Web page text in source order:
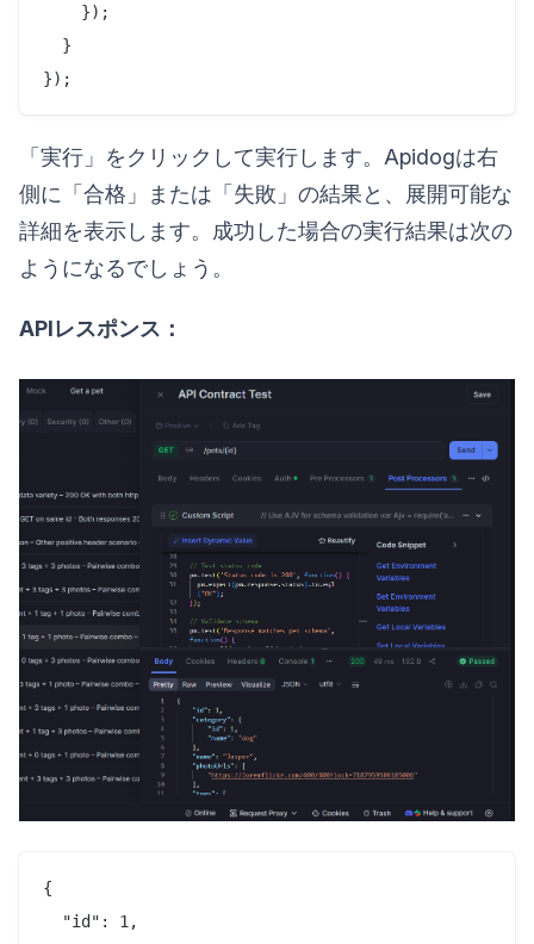
    });
  }
「実行」をクリックして実行します。Apidogは右
側に「合格」または「失敗」の結果と、展開可能な
詳細を表示します。成功した場合の実行結果は次の
ようになるでしょう。
APIレスポンス：
{
  "id": 1,